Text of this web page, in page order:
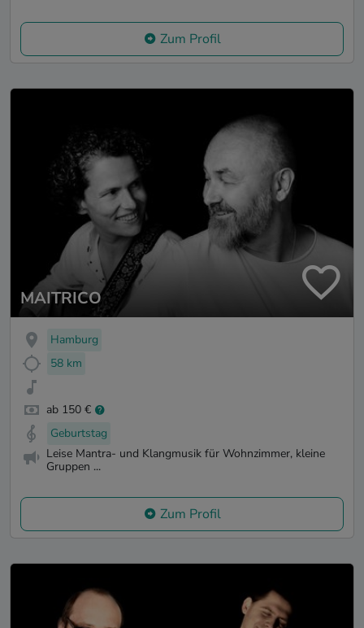
Zum Profil
MAITRICO
Hamburg
58 km
ab 150 €
Geburtstag
Leise Mantra- und Klangmusik für Wohnzimmer, kleine
Gruppen ...
Zum Profil